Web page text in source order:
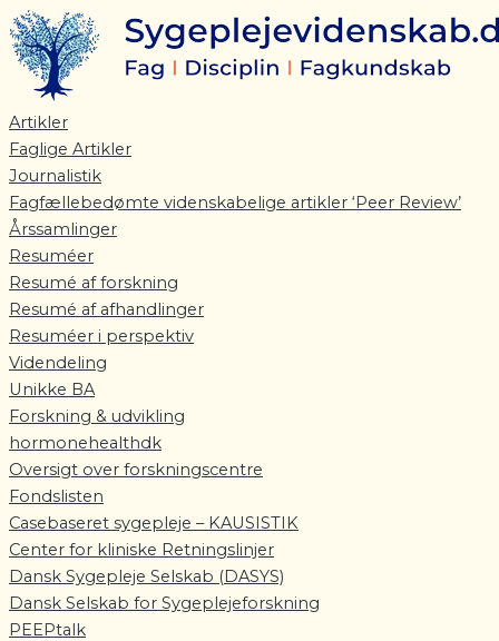
Gå
til
indholdet
Artikler
Faglige Artikler
Journalistik
Fagfællebedømte videnskabelige artikler ‘Peer Review’
Årssamlinger
Resuméer
Resumé af forskning
Resumé af afhandlinger
Resuméer i perspektiv
Videndeling
Unikke BA
Forskning & udvikling
hormonehealthdk
Oversigt over forskningscentre
Fondslisten
Casebaseret sygepleje – KAUSISTIK
Center for kliniske Retningslinjer
Dansk Sygepleje Selskab (DASYS)
Dansk Selskab for Sygeplejeforskning
PEEPtalk